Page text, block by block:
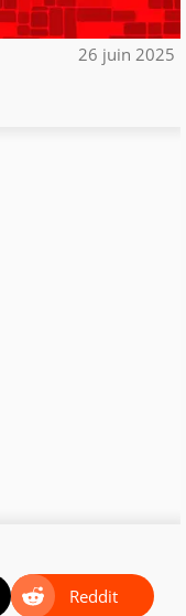
26 juin 2025
Reddit